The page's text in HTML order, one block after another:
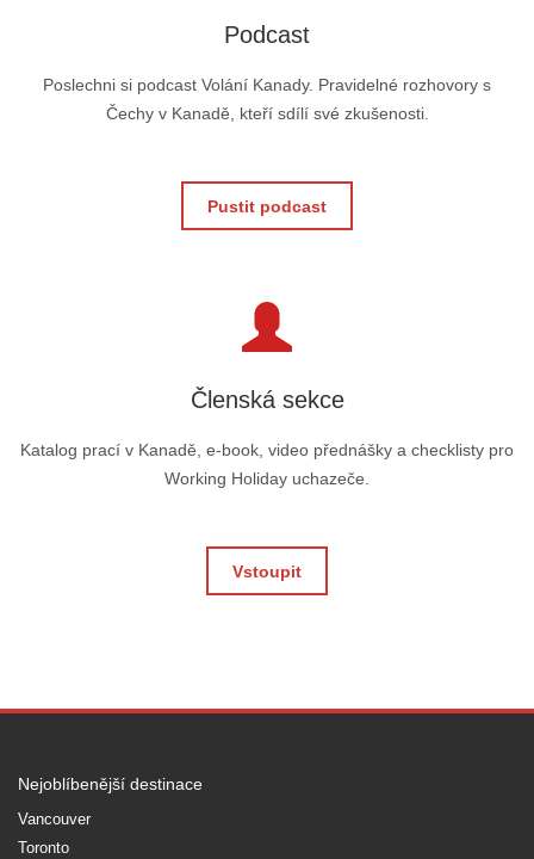
Podcast
Poslechni si podcast Volání Kanady. Pravidelné rozhovory s
Čechy v Kanadě, kteří sdílí své zkušenosti.
Pustit podcast
Členská sekce
Katalog prací v Kanadě, e-book, video přednášky a checklisty pro
Working Holiday uchazeče.
Vstoupit
Nejoblíbenější destinace
Vancouver
Toronto